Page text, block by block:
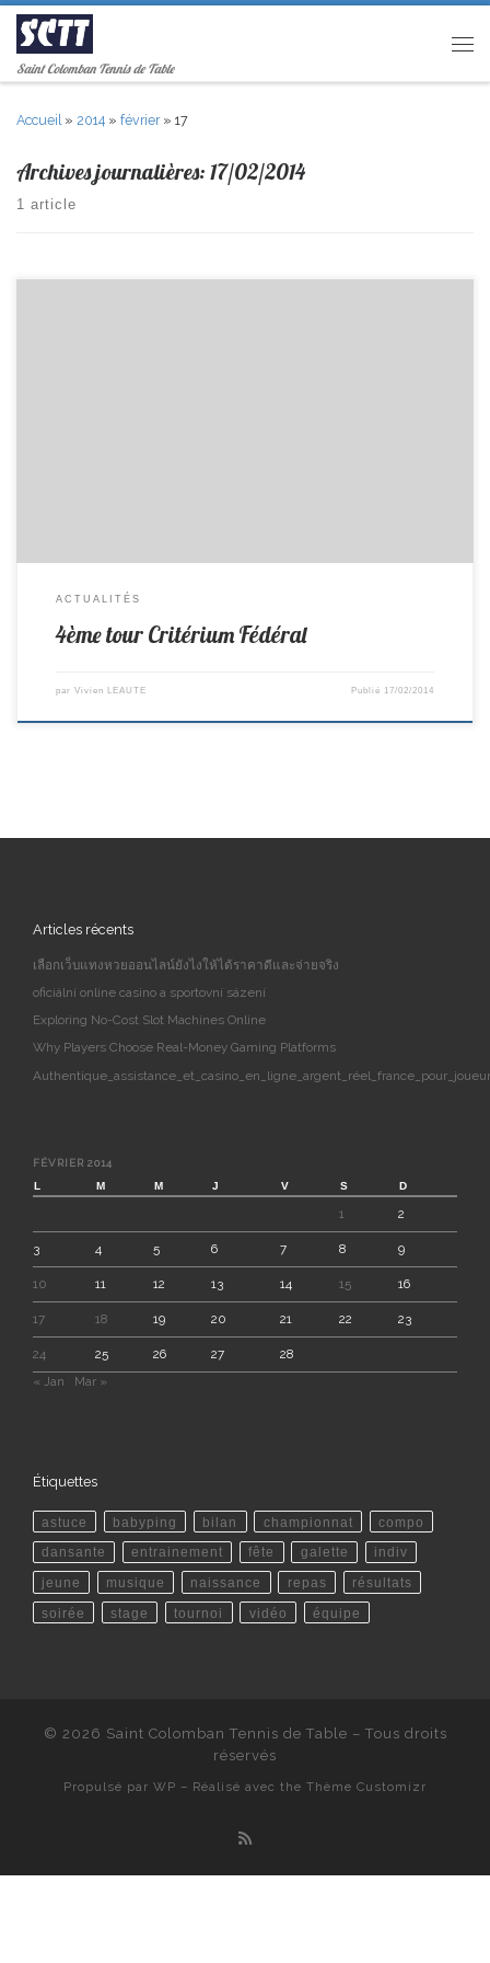
Passer au contenu
Saint Colomban Tennis de Table
Accueil » 2014 » février » 17
Archives journalières: 17/02/2014
1 article
ACTUALITÉS
4ème tour Critérium Fédéral
par Vivien LEAUTE Publié 17/02/2014
Articles récents
เลือกเว็บแทงหวยออนไลน์ยังไงให้ได้ราคาดีและจ่ายจริง
oficiální online casino a sportovní sázení
Exploring No-Cost Slot Machines Online
Why Players Choose Real-Money Gaming Platforms
FÉVRIER 2014
L
M M J V S D
1 2
3 4 5 6 7 8 9
10 11 12 13 14 15 16
17 18 19 20 21 22 23
24 25 26 27
28
« Jan
Mar »
Étiquettes
astuce babyping bilan championnat compo
dansante entrainement fête galette indiv
jeune musique naissance repas résultats
soirée stage tournoi vidéo équipe
© 2026 Saint Colomban Tennis de Table – Tous droits
réservés
Propulsé par WP – Réalisé avec the Thème Customizr